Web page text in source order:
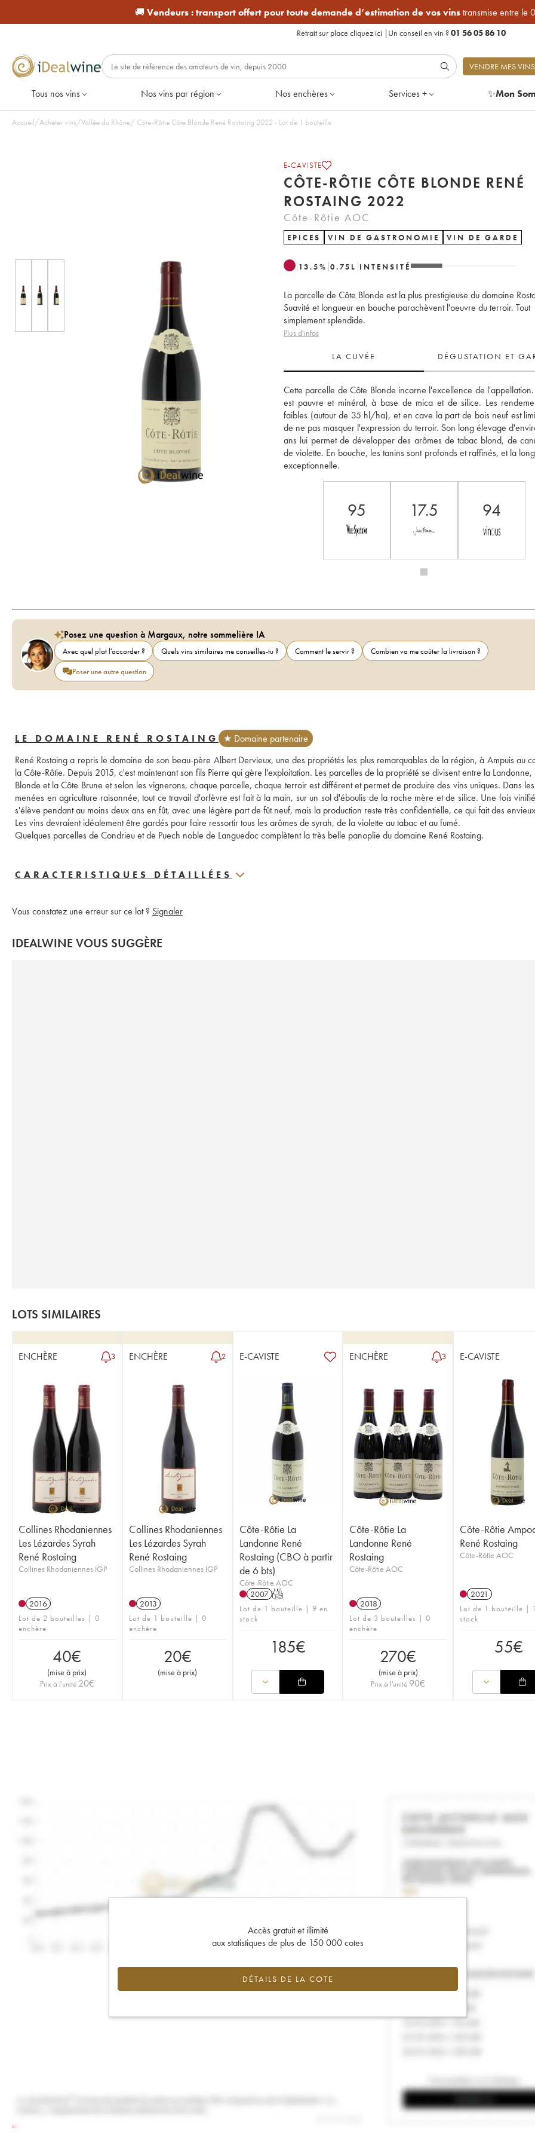
🚚 Vendeurs :transport offert pour toute demande d’estimation de vos vinstransmise entre le
Retrait sur place cliquez ici | Un conseil en vin ?01 56 05 86 10
VENDRE MES VINS
Tous nos vins Nos vins par région Nos enchères Services + ✨Mon
Accueil/Acheter vins/Vallée du Rhône/ Côte-Rôtie Côte Blonde René Rostaing 2022 - Lot de 1 bouteille
E-CAVISTE
CÔTE-RÔTIE CÔTE BLONDE RENÉ
ROSTAING 2022
Côte-Rôtie AOC
EPICES VIN DE GASTRONOMIE VIN DE GARDE
13.5% 0.75 L INTENSITÉ
La parcelle de Côte Blonde est la plus prestigieuse du domaine
Suavité et longueur en bouche parachèvent l'oeuvre du terroir. Tout
simplement splendide.
Plus d'infos
LA CUVÉE DÉGUSTATION ET
Cette parcelle de Côte Blonde incarne l'excellence de
est pauvre et minéral, à base de mica et de silice. Les
faibles (autour de 35 hl/ha), et en cave la part de bois neuf est
de ne pas masquer l'expression du terroir. Son long élevage
ans lui permet de développer des arômes de tabac blond, de
de violette. En bouche, les tanins sont profonds et raffinés, et la
95 17.5 94
Posez une question à Margaux, notre sommelière IA
Avec quel plat l'accorder ? Quels vins similaires me conseilles-tu ? Comment le servir ?
Combien va me coûter la livraison ?
Poser une autre question
LE DOMAINE RENÉ ROSTAING
★ Domaine partenaire
René Rostaing a repris le domaine de son beau-père Albert Dervieux, une des propriétés les plus remarquables de la région, à Ampuis au
la Côte-Rôtie. Depuis 2015, c'est maintenant son fils Pierre qui gère l'exploitation. Les parcelles de la propriété se divisent entre la Landonne,
Blonde et la Côte Brune et selon les vignerons, chaque parcelle, chaque terroir est différent et permet de produire des vins uniques. Dans
menées en agriculture raisonnée, tout ce travail d'orfèvre est fait à la main, sur un sol d'éboulis de la roche mère et de silice. Une fois
s'élève pendant au moins deux ans en fût, avec une légère part de fût neuf, mais la production reste très confidentielle, ce qui fait des
Les vins devraient idéalement être gardés pour faire ressortir tous les arômes de syrah, de la violette au tabac et au fumé.
Quelques parcelles de Condrieu et de Puech noble de Languedoc complètent la très belle panoplie du domaine René Rostaing.
CARACTERISTIQUES DÉTAILLÉES
Vous constatez une erreur sur ce lot ? Signaler
IDEALWINE VOUS SUGGÈRE
LOTS SIMILAIRES
ENCHÈRE 3
Collines Rhodaniennes
Les Lézardes Syrah
René Rostaing
Collines Rhodaniennes IGP
2016
Lot de 2 bouteilles | 0
enchère
40€
(mise à prix)
Prix à l'unité 20€
ENCHÈRE 2
Collines Rhodaniennes
Les Lézardes Syrah
René Rostaing
Collines Rhodaniennes IGP
2013
Lot de 1 bouteille | 0
enchère
20€
(mise à prix)
E-CAVISTE
Côte-Rôtie La
Landonne René
Rostaing (CBO à partir
de 6 bts)
Côte-Rôtie AOC
2007 T
Lot de 1 bouteille | 9 en
stock
185€
ENCHÈRE 3
Côte-Rôtie La
Landonne René
Rostaing
Côte-Rôtie AOC
2018
Lot de 3 bouteilles | 0
enchère
270€
(mise à prix)
Prix à l'unité 90€
E-CAVISTE
Côte-Rôtie
René Rostaing
Côte-Rôtie AOC
2021
Lot de 1 bouteille |
stock
55€
Accès gratuit et illimité
aux statistiques de plus de 150 000 cotes
DÉTAILS DE LA COTE